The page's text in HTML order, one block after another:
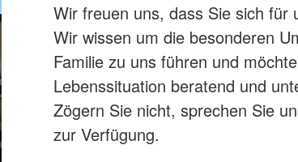
Wir freuen uns, dass Sie sich für
Wir wissen um die besonderen
Familie zu uns führen und
Lebenssituation beratend und
Zögern Sie nicht, sprechen Sie
zur Verfügung.